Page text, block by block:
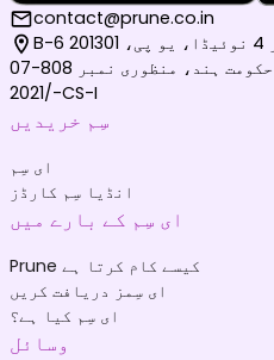
contact@prune.co.in
محکمہ ٹیلی کمیونیکیشن، حکومت ہند، منظوری نمبر 808-07
/2021-CS-I
سِم خریدیں
ای سِم
انڈیا سِم کارڈز
ای سِم کے بارے میں
Prune کیسے کام کرتا ہے
ای سِمز دریافت کریں
ای سِم کیا ہے؟
وسائل